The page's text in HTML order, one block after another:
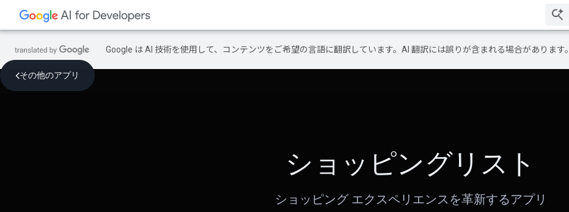
Google は AI 技術を使用して、コンテンツをご希望の言語に翻訳しています。AI 翻訳には誤りが含まれる場合があります。
その他のアプリ
ショッピングリスト
ショッピング エクスペリエンスを革新するアプリ